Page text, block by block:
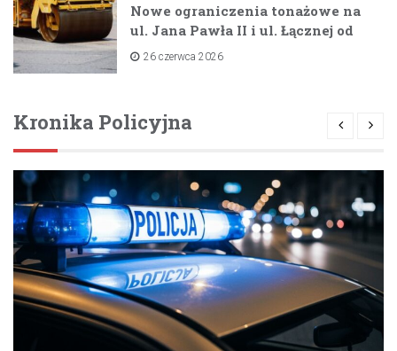
Nowe ograniczenia tonażowe na
ul. Jana Pawła II i ul. Łącznej od
lipca 2026 roku
26 czerwca 2026
Kronika Policyjna